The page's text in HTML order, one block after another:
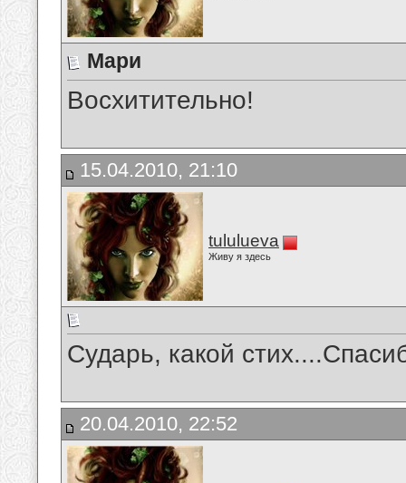
Мари
Восхитительно!
15.04.2010, 21:10
tululueva
Живу я здесь
Сударь, какой
20.04.2010, 22:52